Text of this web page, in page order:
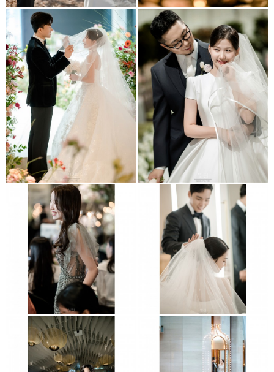
그랜드엠배서더 풀만 호텔 용산 로얄파크웨딩
판교 더블트리호텔 그랜드엠배서더